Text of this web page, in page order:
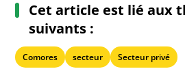
Cet article est lié aux
suivants :
Comores secteur Secteur privé